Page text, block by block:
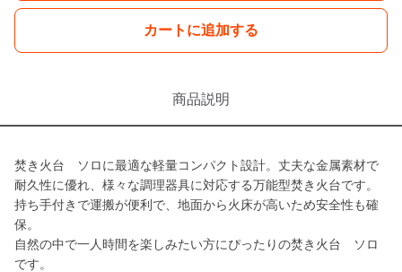
カートに追加する
商品説明
焚き火台 ソロに最適な軽量コンパクト設計。丈夫な金属素材で
耐久性に優れ、様々な調理器具に対応する万能型焚き火台です。
持ち手付きで運搬が便利で、地面から火床が高いため安全性も確
保。
自然の中で一人時間を楽しみたい方にぴったりの焚き火台 ソロ
です。